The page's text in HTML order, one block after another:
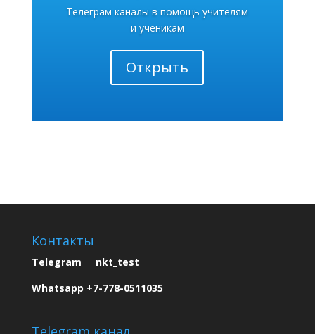
Телеграм каналы в помощь учителям
и ученикам
Открыть
Контакты
Telegram nkt_test
Whatsapp +7-778-0511035